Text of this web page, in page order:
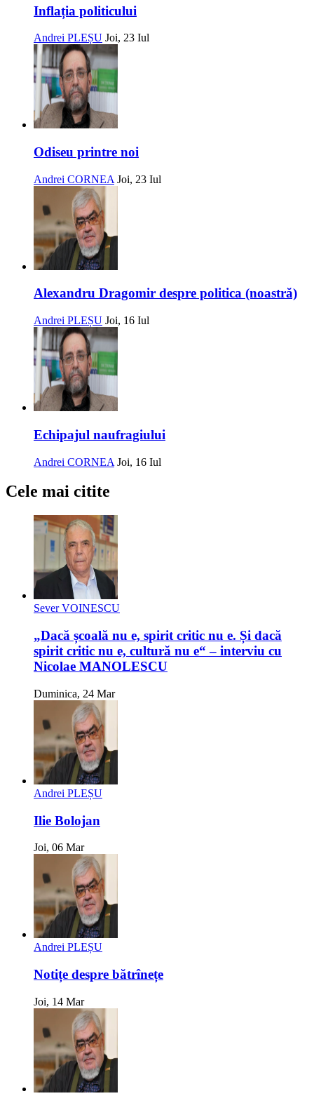
Inflația politicului
Andrei PLEȘU Joi, 23 Iul
Odiseu printre noi
Andrei CORNEA Joi, 23 Iul
Alexandru Dragomir despre politica (noastră)
Andrei PLEȘU Joi, 16 Iul
Echipajul naufragiului
Andrei CORNEA Joi, 16 Iul
Cele mai citite
Sever VOINESCU
„Dacă școală nu e, spirit critic nu e. Și dacă
spirit critic nu e, cultură nu e“ – interviu cu
Nicolae MANOLESCU
Duminica, 24 Mar
Andrei PLEȘU
Ilie Bolojan
Joi, 06 Mar
Andrei PLEȘU
Notițe despre bătrînețe
Joi, 14 Mar